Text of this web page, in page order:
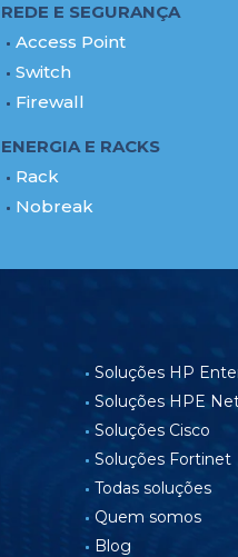
REDE E SEGURANÇA
Access Point
Switch
Firewall
ENERGIA E RACKS
Rack
Nobreak
Soluções HP
Soluções HPE
Soluções Cisco
Soluções Fortinet
Todas soluções
Quem somos
Blog